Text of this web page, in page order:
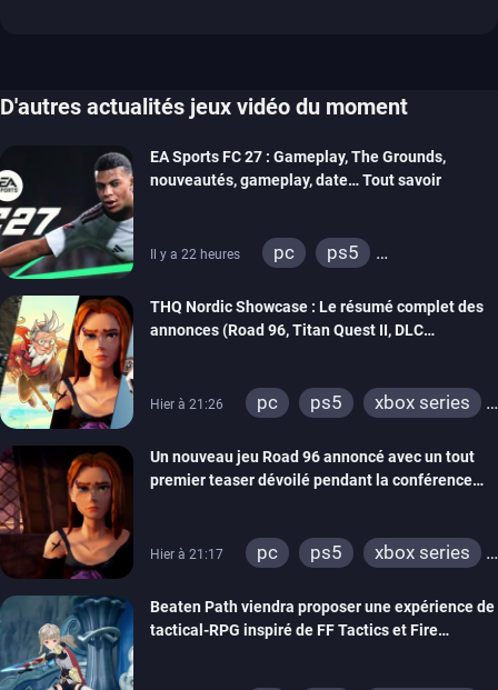
D'autres actualités jeux vidéo du moment
EA Sports FC 27 : Gameplay, The Grounds,
nouveautés, gameplay, date… Tout savoir
Il y a 22 heures pc
ps5
THQ Nordic Showcase : Le résumé complet des
annonces (Road 96, Titan Quest II, DLC
Hier à 21:26 pc ps5
xbox series
xbox one
switch 2
Un nouveau jeu Road 96 annoncé avec un tout
premier teaser dévoilé pendant la conférence
Hier à 21:17 pc ps5
xbox series
xbox one
Beaten Path viendra proposer une expérience de
tactical-RPG inspiré de FF Tactics et Fire